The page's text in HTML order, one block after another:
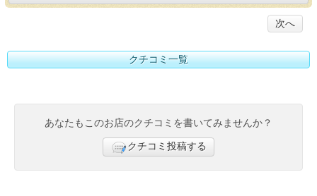
次へ
クチコミ一覧
あなたもこのお店のクチコミを書いてみませんか？
クチコミ投稿する